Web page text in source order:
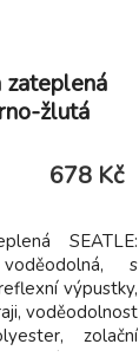
zateplená
žlutá
678 Kč
SEATLE:
s
výpustky,
voděodolnost
zolační